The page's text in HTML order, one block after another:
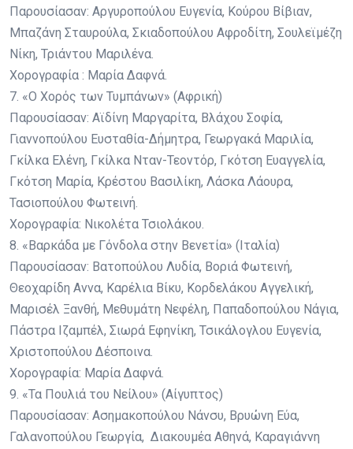
Παρουσίασαν: Αργυροπούλου Ευγενία, Κούρου Βίβιαν,
Μπαζάνη Σταυρούλα, Σκιαδοπούλου Αφροδίτη, Σουλεϊμέζη
Νίκη, Τριάντου Μαριλένα.
Χορογραφία : Μαρία Δαφνά.
7. «Ο Χορός των Τυμπάνων» (Αφρική)
Παρουσίασαν: Αϊδίνη Μαργαρίτα, Βλάχου Σοφία,
Γιαννοπούλου Ευσταθία-Δήμητρα, Γεωργακά Μαριλία,
Γκίλκα Ελένη, Γκίλκα Νταν-Τεοντόρ, Γκότση Ευαγγελία,
Γκότση Μαρία, Κρέστου Βασιλίκη, Λάσκα Λάουρα,
Τασιοπούλου Φωτεινή.
Χορογραφία: Νικολέτα Τσιολάκου.
8. «Βαρκάδα με Γόνδολα στην Βενετία» (Ιταλία)
Παρουσίασαν: Βατοπούλου Λυδία, Βοριά Φωτεινή,
Θεοχαρίδη Αννα, Καρέλια Βίκυ, Κορδελάκου Αγγελική,
Μαρισέλ Ξανθή, Μεθυμάτη Νεφέλη, Παπαδοπούλου Νάγια,
Πάστρα Ιζαμπέλ, Σιωρά Εφηνίκη, Τσικάλογλου Ευγενία,
Χριστοπούλου Δέσποινα.
Χορογραφία: Μαρία Δαφνά.
9. «Τα Πουλιά του Νείλου» (Αίγυπτος)
Παρουσίασαν: Ασημακοπούλου Νάνσυ, Βρυώνη Εύα,
Γαλανοπούλου Γεωργία, Διακουμέα Αθηνά, Καραγιάννη